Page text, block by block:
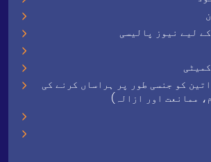
لیے نیوز پالیسی
کو جنسی طور پر ہراساں کرنے کی
ممانعت اور ازالہ)